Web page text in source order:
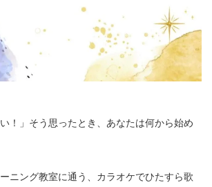
！」そう思ったとき、あなたは何から始め
ニング教室に通う、カラオケでひたすら歌